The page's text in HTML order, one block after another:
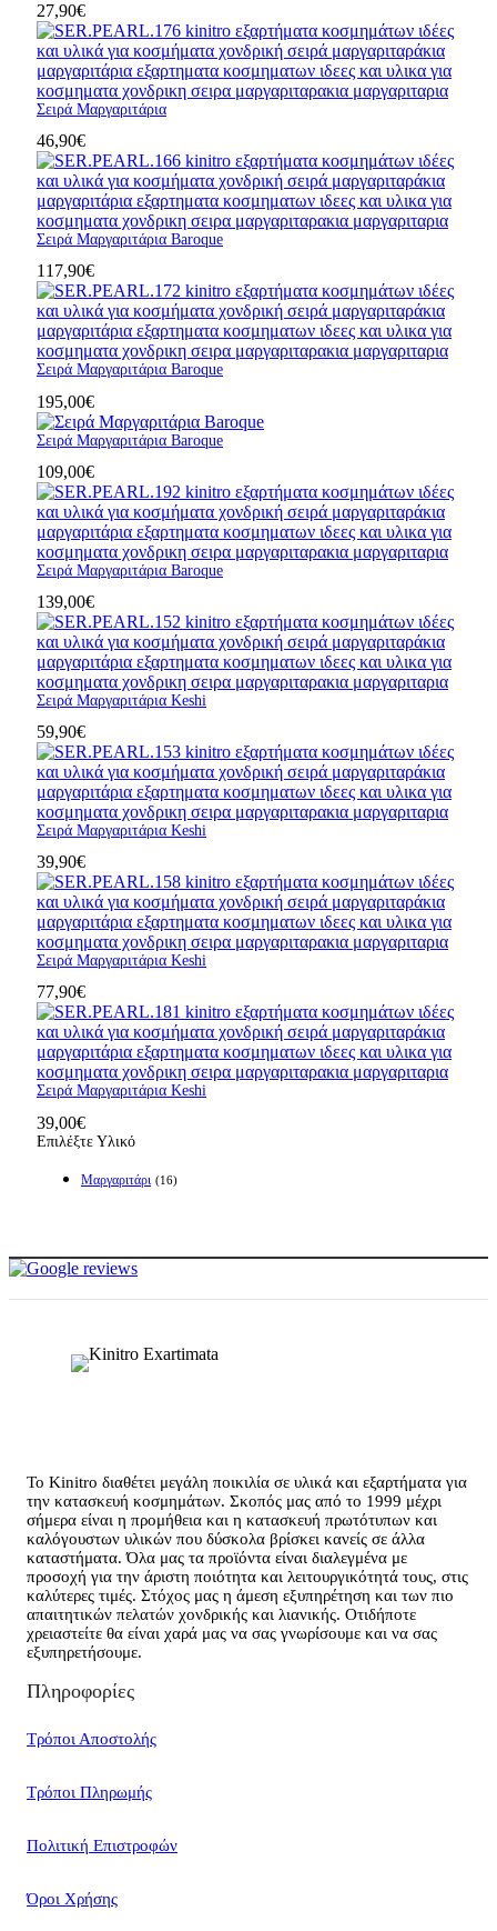
27,90€
Σειρά Μαργαριτάρια
46,90€
Σειρά Μαργαριτάρια Baroque
117,90€
Σειρά Μαργαριτάρια Baroque
195,00€
Σειρά Μαργαριτάρια Baroque
109,00€
Σειρά Μαργαριτάρια Baroque
139,00€
Σειρά Μαργαριτάρια Keshi
59,90€
Σειρά Μαργαριτάρια Keshi
39,90€
Σειρά Μαργαριτάρια Keshi
77,90€
Σειρά Μαργαριτάρια Keshi
39,00€
Επιλέξτε Υλικό
Μαργαριτάρι (16)
Το Kinitro διαθέτει μεγάλη ποικιλία σε υλικά και εξαρτήματα για
την κατασκευή κοσμημάτων. Σκοπός μας από το 1999 μέχρι
σήμερα είναι η προμήθεια και η κατασκευή πρωτότυπων και
καλόγουστων υλικών που δύσκολα βρίσκει κανείς σε άλλα
καταστήματα. Όλα μας τα προϊόντα είναι διαλεγμένα με
προσοχή για την άριστη ποιότητα και λειτουργικότητά τους, στις
καλύτερες τιμές. Στόχος μας η άμεση εξυπηρέτηση και των πιο
απαιτητικών πελατών χονδρικής και λιανικής. Οτιδήποτε
χρειαστείτε θα είναι χαρά μας να σας γνωρίσουμε και να σας
εξυπηρετήσουμε.
Πληροφορίες
Τρόποι Αποστολής
Τρόποι Πληρωμής
Πολιτική Επιστροφών
Όροι Χρήσης